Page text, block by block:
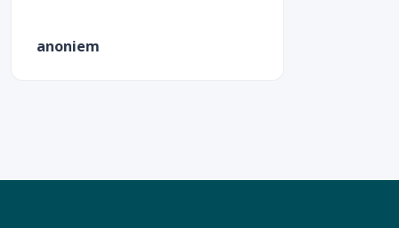
anoniem